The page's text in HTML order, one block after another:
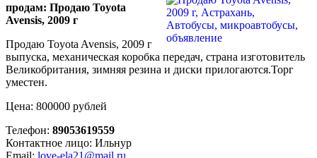
продам: Продаю Toyota
Avensis, 2009 г
Продаю Toyota Avensis, 2009 г
выпуска, механическая коробка передач, страна изготовитель
Великобритания, зимняя резина и диски прилогаются.Торг
уместен.
Цена: 800000 рублей
Телефон: 89053619559
Контактное лицо: Ильнур
Email: love-ela21@mail.ru